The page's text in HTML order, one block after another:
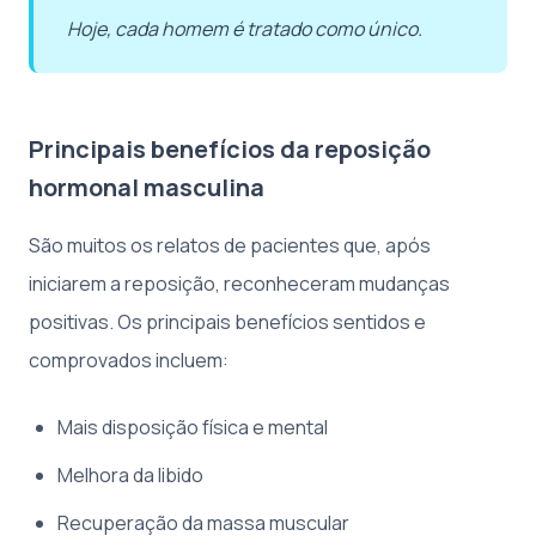
Hoje, cada homem é tratado como único.
Principais benefícios da reposição
hormonal masculina
São muitos os relatos de pacientes que, após
iniciarem a reposição, reconheceram mudanças
positivas. Os principais benefícios sentidos e
comprovados incluem:
Mais disposição física e mental
Melhora da libido
Recuperação da massa muscular